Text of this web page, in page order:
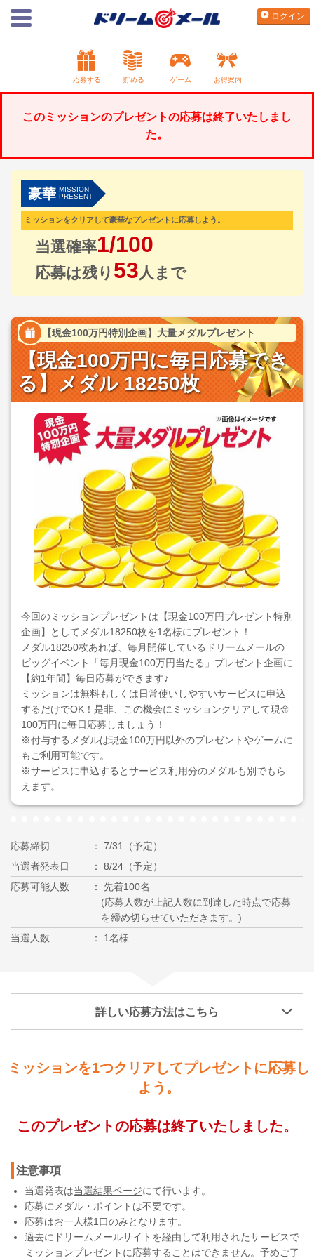
ログイン
応募する 貯める ゲーム お得案内
このミッションのプレゼントの応募は終了いたしまし
た。
豪華 MISSION
PRESENT
ミッションをクリアして豪華なプレゼントに応募しよう。
当選確率1/100
応募は残り 53人まで
【現金100万円特別企画】大量メダルプレゼント
【現金100万円に毎日応募でき
る】メダル 18250枚
今回のミッションプレゼントは【現金100万円プレゼント特別
企画】としてメダル18250枚を1名様にプレゼント！
メダル18250枚あれば、毎月開催しているドリームメールの
ビッグイベント「毎月現金100万円当たる」プレゼント企画に
【約1年間】毎日応募ができます♪
ミッションは無料もしくは日常使いしやすいサービスに申込
するだけでOK！是非、この機会にミッションクリアして現金
100万円に毎日応募しましょう！
※付与するメダルは現金100万円以外のプレゼントやゲームに
もご利用可能です。
※サービスに申込するとサービス利用分のメダルも別でもら
えます。
応募締切
7/31（予定）
当選者発表日
8/24（予定）
応募可能人数
先着100名
(応募人数が上記人数に到達した時点で応募
を締め切らせていただきます。)
当選人数
1名様
詳しい応募方法はこちら
ミッションを1つクリアしてプレゼントに応募し
よう。
このプレゼントの応募は終了いたしました。
注意事項
当選発表は当選結果ページにて行います。
応募にメダル・ポイントは不要です。
応募はお一人様1口のみとなります。
過去にドリームメールサイトを経由して利用されたサービスで
ミッションプレゼントに応募することはできません。予めご了